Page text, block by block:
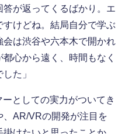
が返ってくるばかり。エ
けどね。結局自分で学ぶ
会は渋谷や六本木で開かれ
心から遠く、時間もなく
た」
としての実力がついてき
AR/VRの開発が注目を